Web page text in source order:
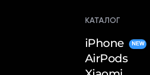
КАТАЛОГ
iPhone NEW
AirPods